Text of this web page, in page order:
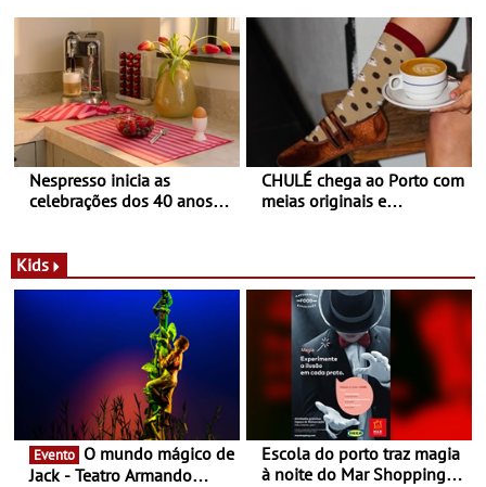
Balance
Nespresso inicia as
celebrações dos 40 anos
Novas - Edição limitada
Nespresso x Torres Novas
CHULÉ chega ao Porto com
meias originais e
Shopping
Kids
Evento
Jack - Teatro Armando
Escola do porto traz magia
à noite do Mar Shopping